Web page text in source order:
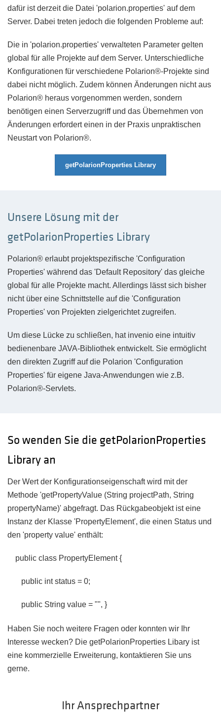
dafür ist derzeit die Datei 'polarion.properties' auf dem
Server. Dabei treten jedoch die folgenden Probleme auf:
Die in 'polarion.properties' verwalteten Parameter gelten
global für alle Projekte auf dem Server. Unterschiedliche
Konfigurationen für verschiedene Polarion®-Projekte sind
dabei nicht möglich. Zudem können Änderungen nicht aus
Polarion® heraus vorgenommen werden, sondern
benötigen einen Serverzugriff und das Übernehmen von
Änderungen erfordert einen in der Praxis unpraktischen
Neustart von Polarion®.
getPolarionProperties Library
Unsere Lösung mit der
getPolarionProperties Library
Polarion® erlaubt projektspezifische 'Configuration
Properties' während das 'Default Repository' das gleiche
global für alle Projekte macht. Allerdings lässt sich bisher
nicht über eine Schnittstelle auf die 'Configuration
Properties' von Projekten zielgerichtet zugreifen.
Um diese Lücke zu schließen, hat invenio eine intuitiv
bedienenbare JAVA-Bibliothek entwickelt. Sie ermöglicht
den direkten Zugriff auf die Polarion 'Configuration
Properties' für eigene Java-Anwendungen wie z.B.
Polarion®-Servlets.
So wenden Sie die getPolarionProperties
Library an
Der Wert der Konfigurationseigenschaft wird mit der
Methode 'getPropertyValue (String projectPath, String
propertyName)' abgefragt. Das Rückgabeobjekt ist eine
Instanz der Klasse 'PropertyElement', die einen Status und
den 'property value' enthält:
public class PropertyElement {
public int status = 0;
public String value = "", }
Haben Sie noch weitere Fragen oder konnten wir Ihr
Interesse wecken? Die getPolarionProperties Libary ist
eine kommerzielle Erweiterung, kontaktieren Sie uns
gerne.
Ihr Ansprechpartner